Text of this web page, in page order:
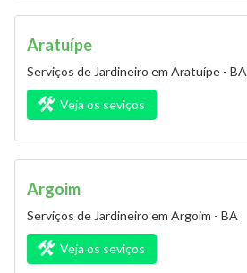
Aratuípe
Serviços de Jardineiro em Aratuípe - BA
Veja os seviços
Argoim
Serviços de Jardineiro em Argoim - BA
Veja os seviços